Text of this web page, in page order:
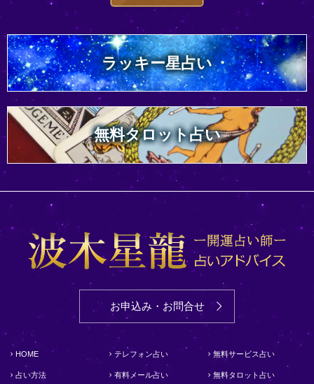
ラッキー星占い
無料タロット占い
お申込み・お問合せ
HOME
占い方法
テレフォン占い
有料メール占い
無料サービス占い
無料タロット占い